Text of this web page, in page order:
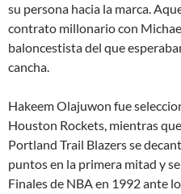
su persona hacia la marca.
contrato millonario con
baloncestista del que
cancha.
Hakeem Olajuwon fue
Houston Rockets, mientras
Portland Trail Blazers se
puntos en la primera mitad y
Finales de NBA en 1992 ante